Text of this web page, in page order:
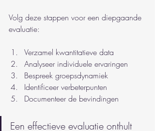
Volg deze stappen voor een diepgaande
evaluatie:
Verzamel kwantitatieve data
Analyseer individuele ervaringen
Bespreek groepsdynamiek
Identificeer verbeterpunten
Documenteer de bevindingen
Een effectieve evaluatie onthult